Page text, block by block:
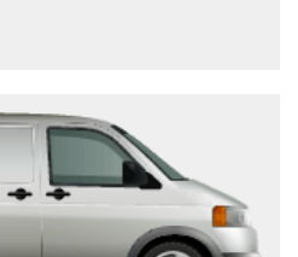
часа
евро (1.2*0.8)